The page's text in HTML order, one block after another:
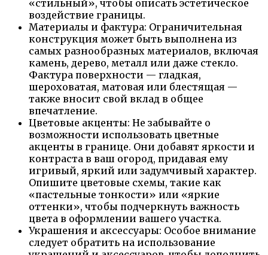
«стильный», чтобы описать эстетическое
воздействие границы.
Материалы и фактура: Ограничительная
конструкция может быть выполнена из
самых разнообразных материалов, включая
камень, дерево, металл или даже стекло.
Фактура поверхности — гладкая,
шероховатая, матовая или блестящая —
также вносит свой вклад в общее
впечатление.
Цветовые акценты: Не забывайте о
возможности использовать цветные
акценты в границе. Они добавят яркости и
контраста в ваш огород, придавая ему
игривый, яркий или задумчивый характер.
Опишите цветовые схемы, такие как
«пастельные тонкости» или «яркие
оттенки», чтобы подчеркнуть важность
цвета в оформлении вашего участка.
Украшения и аксессуары: Особое внимание
следует обратить на использование